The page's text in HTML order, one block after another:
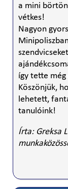
a mini
vétkes!
Nagyon
így tette
Köszönjük,
lehetett,
tanulóink!
Írta: Greksa